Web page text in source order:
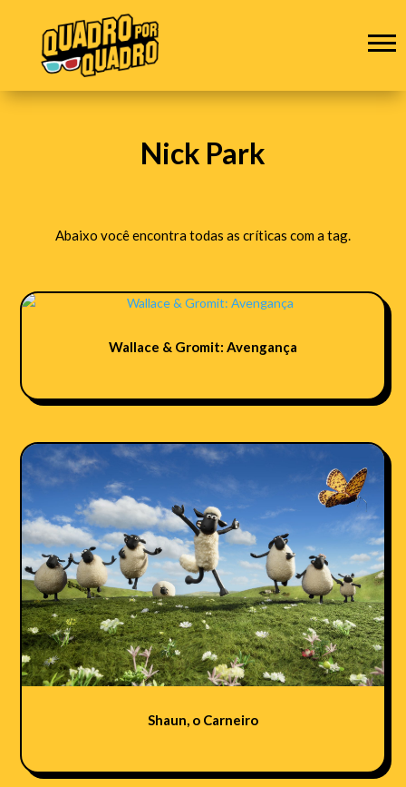
Nick Park
Abaixo você encontra todas as críticas com a tag.
Wallace & Gromit: Avengança
Shaun, o Carneiro